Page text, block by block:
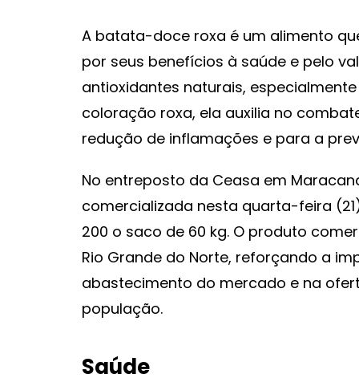
A batata-doce roxa é um alimento
por seus benefícios à saúde e pelo
antioxidantes naturais,
coloração roxa, ela auxilia no
redução de inflamações e para a
No entreposto da Ceasa em
comercializada nesta quarta-feira
200 o saco de 60 kg. O produto
Rio Grande do Norte, reforçando a
abastecimento do mercado e na
população.
Saúde